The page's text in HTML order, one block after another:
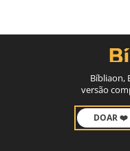
Bíbliaon,
versão
DOAR ❤️